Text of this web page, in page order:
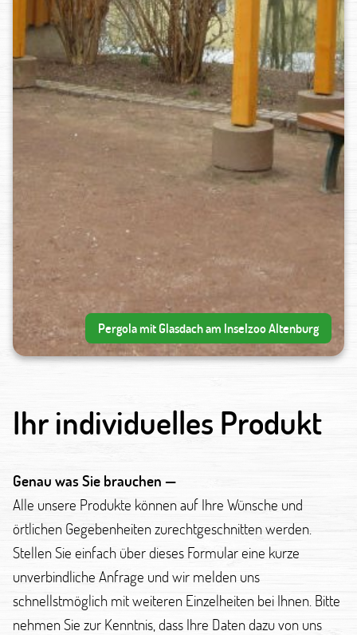
Holzpergola mit Dach aus Acrylglas
Ihr individuelles Produkt
Genau was Sie brauchen —
Alle unsere Produkte können auf Ihre Wünsche und
örtlichen Gegebenheiten zurechtgeschnitten werden.
Stellen Sie einfach über dieses Formular eine kurze
unverbindliche Anfrage und wir melden uns
schnellstmöglich mit weiteren Einzelheiten bei Ihnen. Bitte
nehmen Sie zur Kenntnis, dass Ihre Daten dazu von uns